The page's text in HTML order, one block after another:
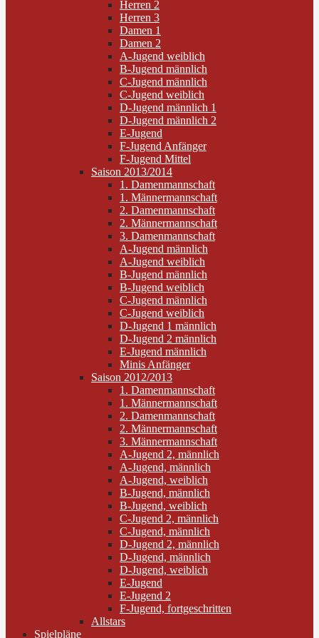
Herren 2
Herren 3
Damen 1
Damen 2
A-Jugend weiblich
B-Jugend männlich
C-Jugend männlich
C-Jugend weiblich
D-Jugend männlich 1
D-Jugend männlich 2
E-Jugend
F-Jugend Anfänger
F-Jugend Mittel
Saison 2013/2014
1. Damenmannschaft
1. Männermannschaft
2. Damenmannschaft
2. Männermannschaft
3. Damenmannschaft
A-Jugend männlich
A-Jugend weiblich
B-Jugend männlich
B-Jugend weiblich
C-Jugend männlich
C-Jugend weiblich
D-Jugend 1 männlich
D-Jugend 2 männlich
E-Jugend männlich
Minis Anfänger
Saison 2012/2013
1. Damenmannschaft
1. Männermannschaft
2. Damenmannschaft
2. Männermannschaft
3. Männermannschaft
A-Jugend 2, männlich
A-Jugend, männlich
A-Jugend, weiblich
B-Jugend, männlich
B-Jugend, weiblich
C-Jugend 2, männlich
C-Jugend, männlich
D-Jugend 2, männlich
D-Jugend, männlich
D-Jugend, weiblich
E-Jugend
E-Jugend 2
F-Jugend, fortgeschritten
Allstars
Spielpläne